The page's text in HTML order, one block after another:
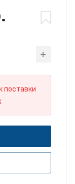
поставки